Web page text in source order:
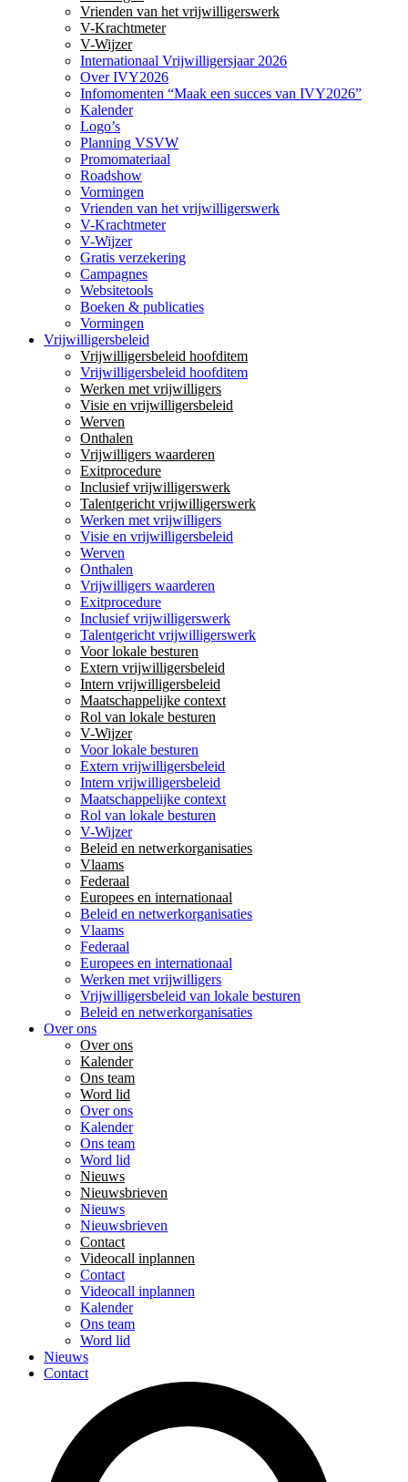
Vrienden van het vrijwilligerswerk
V-Krachtmeter
V-Wijzer
Internationaal Vrijwilligersjaar 2026
Over IVY2026
Infomomenten “Maak een succes van IVY2026”
Kalender
Logo’s
Planning VSVW
Promomateriaal
Roadshow
Vormingen
Vrienden van het vrijwilligerswerk
V-Krachtmeter
V-Wijzer
Gratis verzekering
Campagnes
Websitetools
Boeken & publicaties
Vormingen
Vrijwilligersbeleid
Vrijwilligersbeleid hoofditem
Vrijwilligersbeleid hoofditem
Werken met vrijwilligers
Visie en vrijwilligersbeleid
Werven
Onthalen
Vrijwilligers waarderen
Exitprocedure
Inclusief vrijwilligerswerk
Talentgericht vrijwilligerswerk
Werken met vrijwilligers
Visie en vrijwilligersbeleid
Werven
Onthalen
Vrijwilligers waarderen
Exitprocedure
Inclusief vrijwilligerswerk
Talentgericht vrijwilligerswerk
Voor lokale besturen
Extern vrijwilligersbeleid
Intern vrijwilligersbeleid
Maatschappelijke context
Rol van lokale besturen
V-Wijzer
Voor lokale besturen
Extern vrijwilligersbeleid
Intern vrijwilligersbeleid
Maatschappelijke context
Rol van lokale besturen
V-Wijzer
Beleid en netwerkorganisaties
Vlaams
Federaal
Europees en internationaal
Beleid en netwerkorganisaties
Vlaams
Federaal
Europees en internationaal
Werken met vrijwilligers
Vrijwilligersbeleid van lokale besturen
Beleid en netwerkorganisaties
Over ons
Over ons
Kalender
Ons team
Word lid
Over ons
Kalender
Ons team
Word lid
Nieuws
Nieuwsbrieven
Nieuws
Nieuwsbrieven
Contact
Videocall inplannen
Contact
Videocall inplannen
Kalender
Ons team
Word lid
Nieuws
Contact